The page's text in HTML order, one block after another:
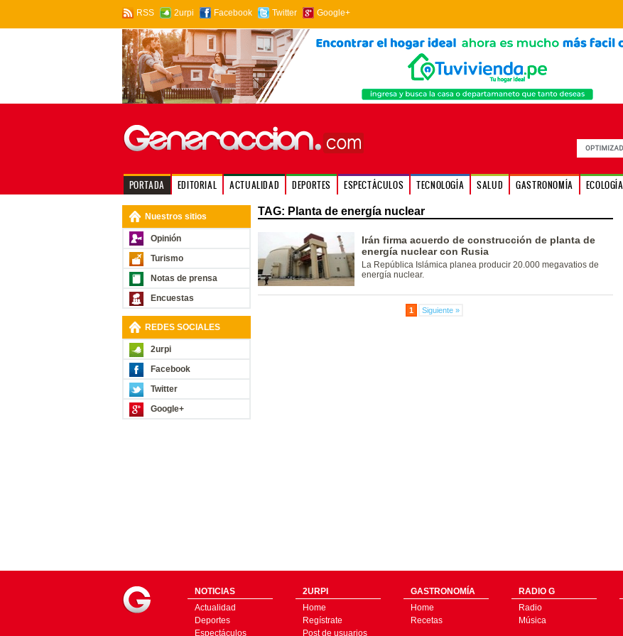
RSS 2urpi Facebook Twitter Google+
PORTADA EDITORIAL ACTUALIDAD DEPORTES ESPECTÁCULOS TECNOLOGÍA SALUD GASTRONOMÍA ECOLOGÍA
Nuestros sitios
Opinión
Turismo
Notas de prensa
Encuestas
REDES SOCIALES
2urpi
Facebook
Twitter
Google+
TAG: Planta de energía nuclear
Irán firma acuerdo de construcción de planta de
energía nuclear con Rusia
La República Islámica planea producir 20.000 megavatios de
energía nuclear.
1 Siguiente »
NOTICIAS
Actualidad
Deportes
Espectáculos
2URPI
Home
Regístrate
Post de usuarios
GASTRONOMÍA
Home
Recetas
RADIO G
Radio
Música